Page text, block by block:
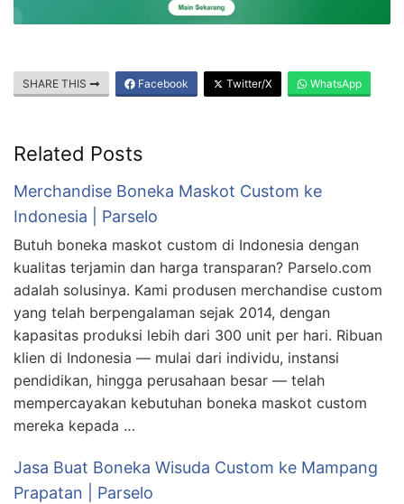
SHARE THIS Facebook Twitter/X WhatsApp
Related Posts
Merchandise Boneka Maskot Custom ke
Indonesia | Parselo
Butuh boneka maskot custom di Indonesia dengan
kualitas terjamin dan harga transparan? Parselo.com
adalah solusinya. Kami produsen merchandise custom
yang telah berpengalaman sejak 2014, dengan
kapasitas produksi lebih dari 300 unit per hari. Ribuan
klien di Indonesia — mulai dari individu, instansi
pendidikan, hingga perusahaan besar — telah
mempercayakan kebutuhan boneka maskot custom
mereka kepada …
Jasa Buat Boneka Wisuda Custom ke Mampang
Prapatan | Parselo